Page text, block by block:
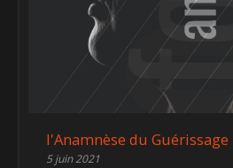
l'Anamnèse du Guérissage
5 juin 2021